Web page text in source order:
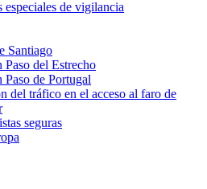
especiales de vigilancia
Santiago
Paso del Estrecho
Paso de Portugal
del tráfico en el acceso al faro de
seguras